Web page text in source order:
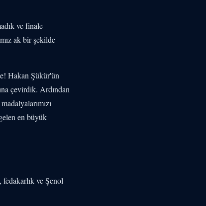
ve finale
ak bir şekilde
Hakan Şükür'ün
çevirdik. Ardından
en büyük
ve Şenol